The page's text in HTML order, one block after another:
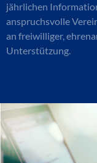
jährlichen
anspruchsvolle
an freiwilliger,
Unterstützung.